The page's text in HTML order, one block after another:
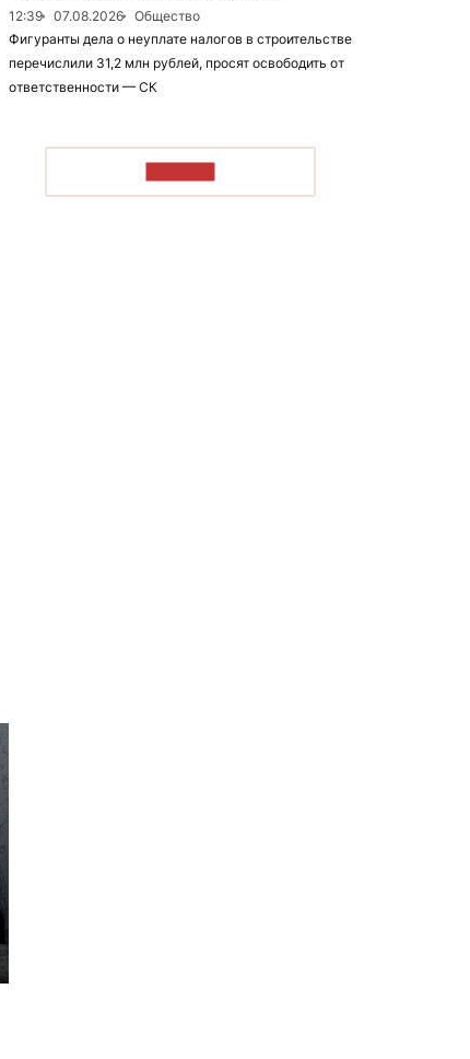
12:39
07.08.2026
Общество
Фигуранты дела о неуплате налогов в строительстве
перечислили 31,2 млн рублей, просят освободить от
ответственности — СК